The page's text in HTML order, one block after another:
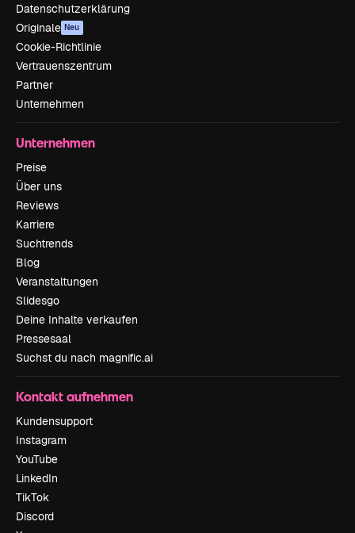
Datenschutzerklärung
Originale Neu
Cookie-Richtlinie
Vertrauenszentrum
Partner
Unternehmen
Unternehmen
Preise
Über uns
Reviews
Karriere
Suchtrends
Blog
Veranstaltungen
Slidesgo
Deine Inhalte verkaufen
Pressesaal
Suchst du nach magnific.ai
Kontakt aufnehmen
Kundensupport
Instagram
YouTube
LinkedIn
TikTok
Discord